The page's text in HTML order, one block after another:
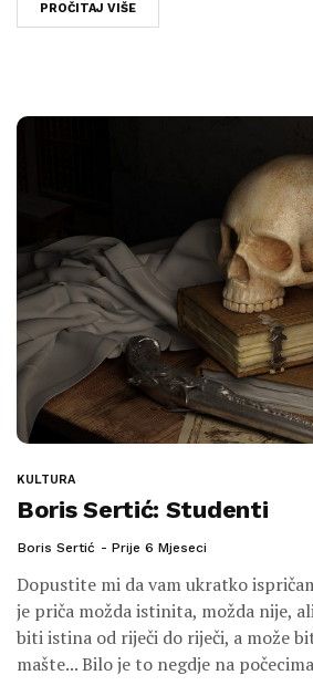
PROČITAJ VIŠE
KULTURA
Boris Sertić: Studenti
Boris Sertić Prije 6 Mjeseci
Dopustite mi da vam ukratko
je priča možda istinita, možda nije,
biti istina od riječi do riječi, a može
mašte... Bilo je to negdje na